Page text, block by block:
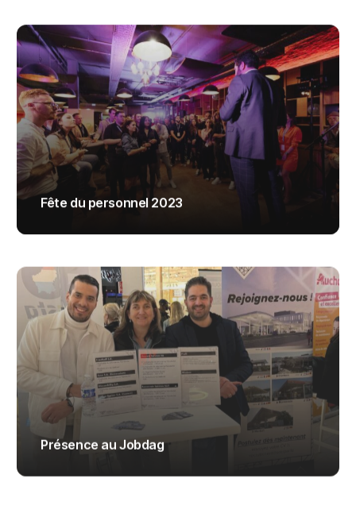
Fête du personnel 2023
Présence au Jobdag